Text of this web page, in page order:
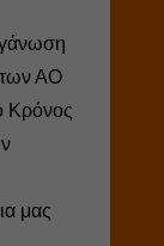
των ΑΟ
Κρόνος
μας